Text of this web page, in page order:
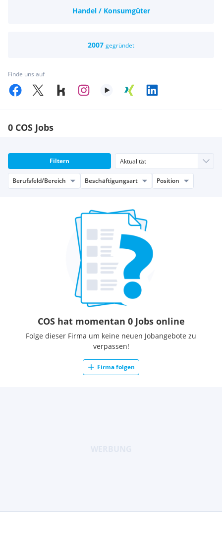
Werte und leben diese tagtäglich. Unsere Werte sind keep it
Denken, Kostenbewusstsein und wir sind ein Team. Wir
Place To Work” bilden.
Da COS permanent wächst, investieren wir auch stetig in
weiterzuentwickeln. Unsere laufende Expansion bietet dafür
du
Handel / Konsumgüter
2007 gegründet
Finde uns auf
0 COS Jobs
Filtern
Berufsfeld/Bereich Beschäftigungsart Position
COS hat momentan 0 Jobs online
Folge dieser Firma um keine neuen Jobangebote zu
verpassen!
Firma folgen